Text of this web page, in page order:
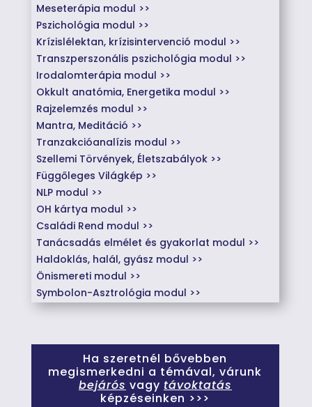
Meseterápia modul >>
Pszichológia modul >>
Krízislélektan, krízisintervenció modul >>
Transzperszonális pszichológia modul >>
Irodalomterápia modul >>
Okkult anatómia, Energetika modul >>
Rajzelemzés modul >>
Mantra, Meditáció >>
Tranzakcióanalízis modul >>
Szellemi Törvények, Életszabályok >>
Függőleges Világkép >>
NLP modul >>
OH kártya modul >>
Családi Rend modul >>
Tanácsadás elmélet és gyakorlat modul >>
Haldoklás, halál, gyász modul >>
Önismereti modul >>
Symbolon-Asztrológia modul >>
Ha szeretnél bővebben
megismerkedni a témával, várunk
bejárós vagy távoktatás
képzéseinken >>>